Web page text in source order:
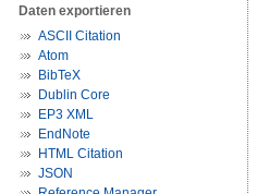
Daten exportieren
ASCII Citation
Atom
BibTeX
Dublin Core
EP3 XML
EndNote
HTML Citation
JSON